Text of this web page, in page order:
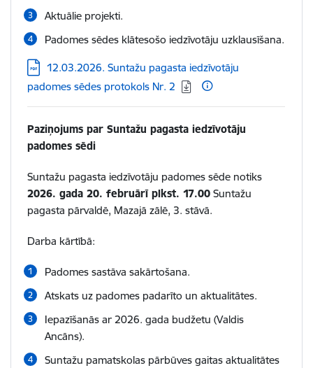
Aktuālie projekti.
Padomes sēdes klātesošo iedzīvotāju uzklausīšana.
Lejupielādēt:
12.03.2026. Suntažu pagasta iedzīvotāju
padomes sēdes protokols Nr. 2
Paziņojums par Suntažu pagasta iedzīvotāju
padomes sēdi
Suntažu pagasta iedzīvotāju padomes sēde notiks
2026. gada 20. februārī plkst. 17.00Suntažu
pagasta pārvaldē, Mazajā zālē, 3. stāvā.
Darba kārtībā:
Padomes sastāva sakārtošana.
Atskats uz padomes padarīto un aktualitātes.
Iepazīšanās ar 2026. gada budžetu (Valdis
Ancāns).
Suntažu pamatskolas pārbūves gaitas aktualitātes